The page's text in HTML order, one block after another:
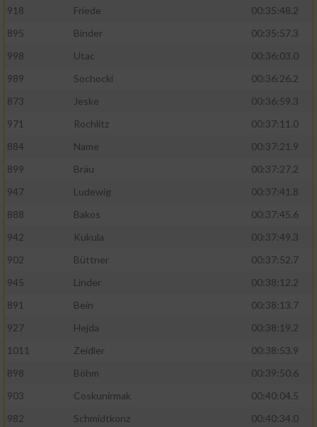
918
Friede
00:35:48.2
895
Binder
00:35:57.3
998
Utac
00:36:03.0
989
Sochocki
00:36:26.2
873
Jeske
00:36:59.3
971
Rochlitz
00:37:11.0
884
Name
00:37:21.9
899
Bräu
00:37:27.2
947
Ludewig
00:37:41.8
888
Bakos
00:37:45.6
942
Kukula
00:37:49.3
902
Büttner
00:37:52.7
945
Linder
00:38:12.2
891
Bein
00:38:13.7
927
Hejda
00:38:19.2
1011
Zeidler
00:38:53.9
898
Böhm
00:39:50.6
903
Coskunirmak
00:40:04.5
982
Schmidtkonz 00:40:34.0